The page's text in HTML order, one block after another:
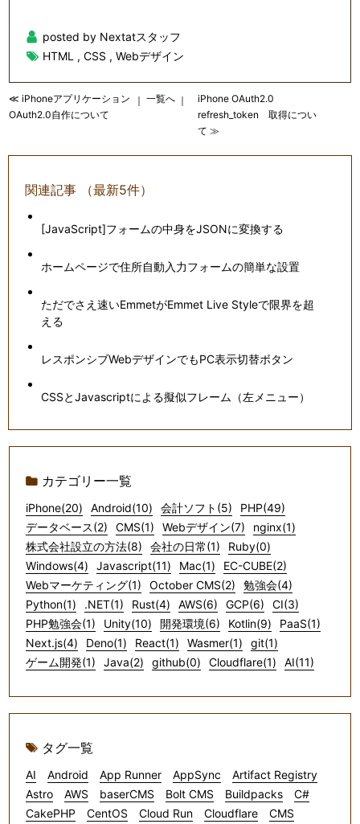
posted by Nextatスタッフ
HTML , CSS , Webデザイン
≪ iPhoneアプリケーション
OAuth2.0自作について
｜一覧へ ｜
iPhone OAuth2.0
refresh_token 取得につい
て ≫
関連記事 （最新5件）
[JavaScript]フォームの中身をJSONに変換する
ホームページで住所自動入力フォームの簡単な設置
ただでさえ速いEmmetがEmmet Live Styleで限界を超
える
レスポンシブWebデザインでもPC表示切替ボタン
CSSとJavascriptによる擬似フレーム（左メニュー）
カテゴリー一覧
iPhone(20) Android(10) 会計ソフト(5)
PHP(49)
データベース(2)
CMS(1) Webデザイン(7)
nginx(1)
株式会社設立の方法(8)
会社の日常(1)
Ruby(0)
Windows(4)
Javascript(11) Mac(1)
EC-CUBE(2)
Webマーケティング(1)
October CMS(2)
勉強会(4)
Python(1)
.NET(1) Rust(4) AWS(6) GCP(6)
CI(3)
PHP勉強会(1)
Unity(10) 開発環境(6) Kotlin(9)
PaaS(1)
Next.js(4)
Deno(1) React(1) Wasmer(1)
git(1)
ゲーム開発(1)
Java(2) github(0) Cloudflare(1) AI(11)
タグ一覧
AI Android App Runner AppSync
Artifact Registry
Astro
AWS baserCMS Bolt CMS Buildpacks
C#
CakePHP
CentOS Cloud Run Cloudflare
CMS